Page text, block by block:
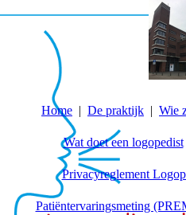
Home De praktijk Wie
Wat doet een logopedist
Privacyreglement
Patiëntervaringsmeting